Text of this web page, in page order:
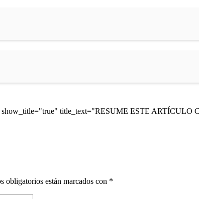
title_text="RESUME ESTE ARTÍCULO
obligatorios están marcados con *